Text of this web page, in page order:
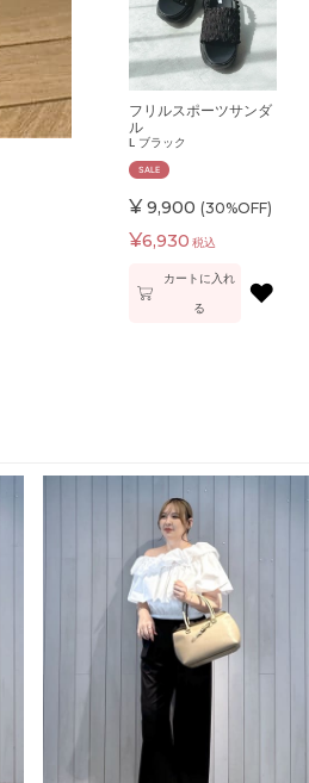
フリルスポーツサンダ
ル
L ブラック
SALE
¥ 9,900 (30%OFF)
¥6,930 税込
カートに入れ
る ♥